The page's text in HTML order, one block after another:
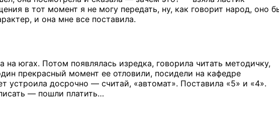
в тот момент я не могу передать, ну, как говорит народ, оно
и она мне все поставила.
на югах. Потом появлялась изредка, говорила читать методичку,
прекрасный момент ее отловили, посидели на кафедре
устроила досрочно — считай, «автомат». Поставила «5» и «4».
— пошли платить…